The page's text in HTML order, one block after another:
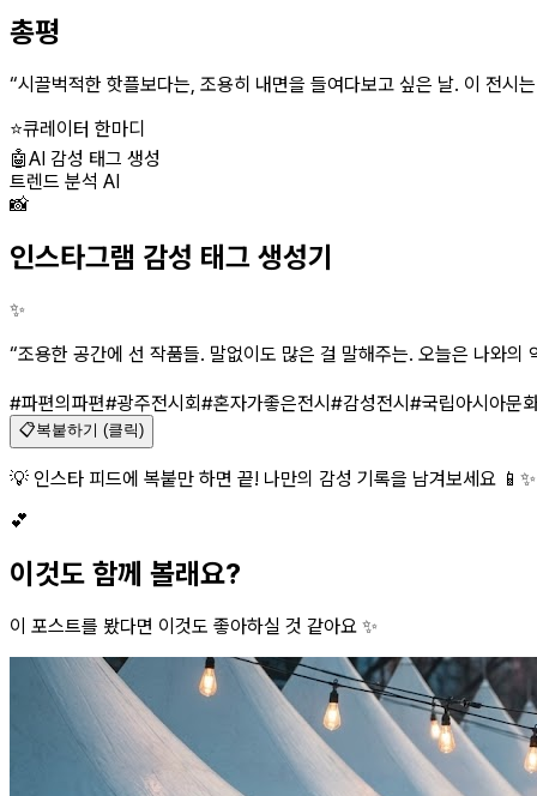
총평
“시끌벅적한 핫플보다는, 조용히 내면을 들여다보고 싶은 날. 이 전시
⭐큐레이터 한마디
🤖AI 감성 태그 생성
트렌드 분석 AI
📸
인스타그램 감성 태그 생성기
✨
“조용한 공간에 선 작품들. 말없이도 많은 걸 말해주는. 오늘은 나와
#파편의파편#광주전시회#혼자가좋은전시 #감성전시 #국립아시아문
📋복붙하기 (클릭)
💡 인스타 피드에 복붙만 하면 끝! 나만의 감성 기록을 남겨보세요 📱✨
💕
이것도 함께 볼래요?
이 포스트를 봤다면 이것도 좋아하실 것 같아요 ✨